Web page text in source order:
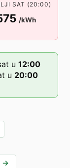
SAT (20:00)
/kWh
u 12:00
u 20:00
→